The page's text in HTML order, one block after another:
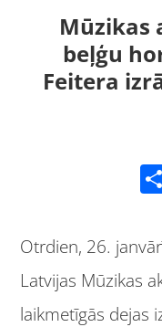
Mūzikas
beļģu
Feitera
Otrdien, 26.
Latvijas Mūzikas
laikmetīgās dejas